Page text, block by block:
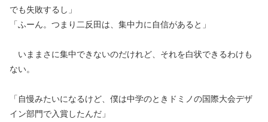
でも失敗するし」
「ふーん。つまり二反田は、集中力に自信があると」
いままさに集中できないのだけれど、それを白状できるわけも
ない。
「自慢みたいになるけど、僕は中学のときドミノの国際大会デザ
イン部門で入賞したんだ」